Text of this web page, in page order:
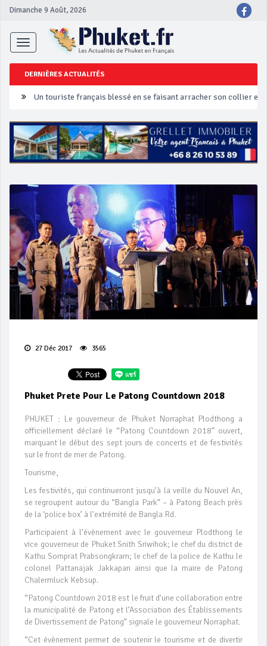
Dimanche 9 Août, 2026
Toggle
navigation
DERNIÈRES ACTUALITÉS
Un touriste français blessé en se faisant arracher son collier en
Phuket Peranakan Festival
‘Phuket Eye’ assurera la sécurité pendant Songkran
Campagne de sécurité routière ‘Seven Days of Danger’ de
27 Déc 2017 3565
Phuket Prete Pour Le Patong Countdown 2018
PHUKET : Le gouverneur de Phuket Norraphat Plodthong a
officiellement déclaré le “Patong Countdown 2018” ouvert,
marquant le début des sept jours de concerts et de festivités
sur le front de mer de Patong.
Tourisme,
Les festivités, qui continueront jusqu’à la veille du Nouvel An,
se regroupent autour du “Bangla Park” – à Patong Beach près
de la ‘police box’ à l’extrémité de Bangla Rd.
Participaient à l’évènement avec le gouverneur Plodthong le
vice gouverneur de Phuket Snith Sriwihok; le chef du district de
Kathu Somprat Prabsongkram; le chef de la police de Kathu le
colonel Pattanajak Jakkapan ainsi que la maire de Patong
Chalermluck Kebsup.
“Patong Countdown 2018 est le fruit d’une collaboration entre
la municipalité de Patong et l’Association des Établissements
de Divertissement de Patong” signale le gouverneur Norraphat.
“Cet évènement permet de soutenir le tourisme et de divertir